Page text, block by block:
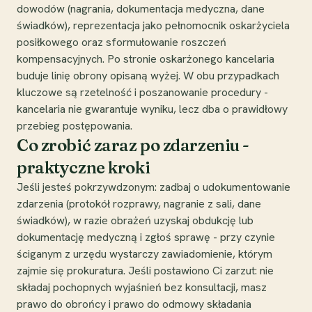
dowodów (nagrania, dokumentacja medyczna, dane
świadków), reprezentacja jako pełnomocnik oskarżyciela
posiłkowego oraz sformułowanie roszczeń
kompensacyjnych. Po stronie oskarżonego kancelaria
buduje linię obrony opisaną wyżej. W obu przypadkach
kluczowe są rzetelność i poszanowanie procedury -
kancelaria nie gwarantuje wyniku, lecz dba o prawidłowy
przebieg postępowania.
Co zrobić zaraz po zdarzeniu -
praktyczne kroki
Jeśli jesteś pokrzywdzonym: zadbaj o udokumentowanie
zdarzenia (protokół rozprawy, nagranie z sali, dane
świadków), w razie obrażeń uzyskaj obdukcję lub
dokumentację medyczną i zgłoś sprawę - przy czynie
ściganym z urzędu wystarczy zawiadomienie, którym
zajmie się prokuratura. Jeśli postawiono Ci zarzut: nie
składaj pochopnych wyjaśnień bez konsultacji, masz
prawo do obrońcy i prawo do odmowy składania